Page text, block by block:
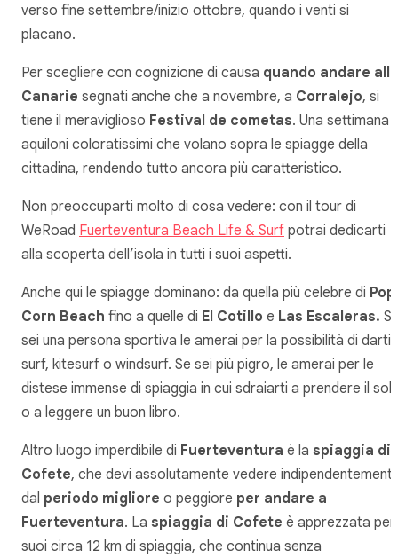
verso fine settembre/inizio ottobre, quando i venti si
placano.
Per scegliere con cognizione di causa quando andare alle
Canarie segnati anche che a novembre, a Corralejo, si
tiene il meraviglioso Festival de cometas. Una settimana
aquiloni coloratissimi che volano sopra le spiagge della
cittadina, rendendo tutto ancora più caratteristico.
Non preoccuparti molto di cosa vedere: con il tour di
WeRoad Fuerteventura Beach Life & Surf potrai dedicarti
alla scoperta dell’isola in tutti i suoi aspetti.
Anche qui le spiagge dominano: da quella più celebre di Pop
Corn Beach fino a quelle di El Cotillo e Las Escaleras.
sei una persona sportiva le amerai per la possibilità di darti
surf, kitesurf o windsurf. Se sei più pigro, le amerai per le
distese immense di spiaggia in cui sdraiarti a prendere il
o a leggere un buon libro.
Altro luogo imperdibile di Fuerteventura è la spiaggia di
Cofete, che devi assolutamente vedere
dal periodo migliore o peggiore per andare a
Fuerteventura. La spiaggia di Cofete è apprezzata per
suoi circa 12 km di spiaggia, che continua senza